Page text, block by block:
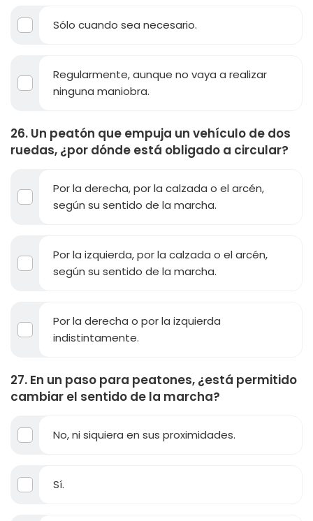
Sólo cuando sea necesario.
Regularmente, aunque no vaya a realizar
ninguna maniobra.
26. Un peatón que empuja un vehículo de dos
ruedas, ¿por dónde está obligado a circular?
Por la derecha, por la calzada o el arcén,
según su sentido de la marcha.
Por la izquierda, por la calzada o el arcén,
según su sentido de la marcha.
Por la derecha o por la izquierda
indistintamente.
27. En un paso para peatones, ¿está permitido
cambiar el sentido de la marcha?
No, ni siquiera en sus proximidades.
Sí.